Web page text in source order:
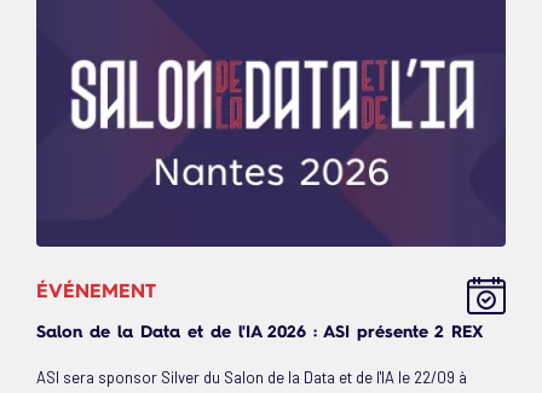
ÉVÉNEMENT
Salon de la Data et de l'IA 2026 : ASI présente 2 REX
ASI sera sponsor Silver du Salon de la Data et de l'IA le 22/09 à